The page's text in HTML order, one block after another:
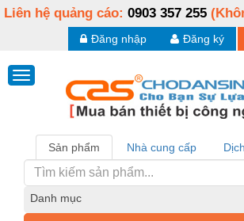
Liên hệ quảng cáo: 0903 357 255
Đăng ký
Đăng nhập
Sản phẩm Nhà cung cấp
Danh mục